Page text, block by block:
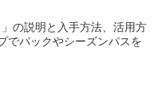
の説明と入手方法、活用方
でパックやシーズンパスを